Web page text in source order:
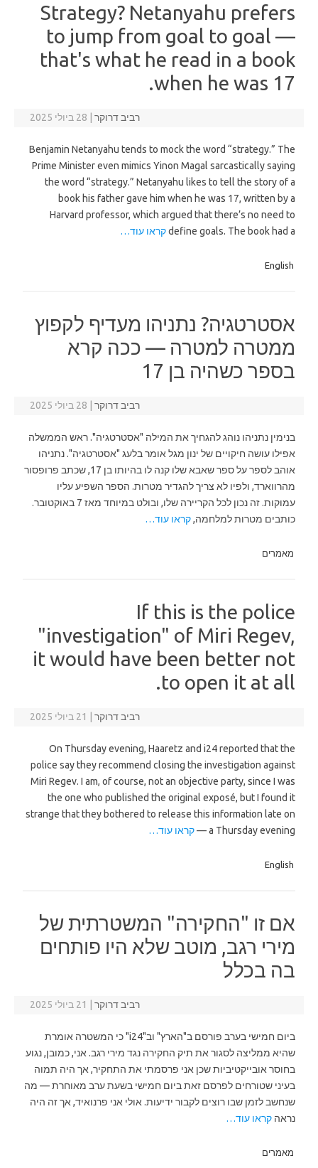
Strategy? Netanyahu prefers
to jump from goal to goal —
that's what he read in a book
when he was 17.
רביב דרוקר 28 ביולי 2025
Benjamin Netanyahu tends to mock the word “strategy.” The
Prime Minister even mimics Yinon Magal sarcastically saying
the word “strategy.” Netanyahu likes to tell the story of a
book his father gave him when he was 17, written by a
Harvard professor, which argued that there’s no need to
define goals. The book had aקראו עוד…
English
אסטרטגיה? נתניהו מעדיף לקפוץ
ממטרה למטרה — ככה קרא
בספר כשהיה בן 17
רביב דרוקר 28 ביולי 2025
בנימין נתניהו נוהג להגחיך את המילה "אסטרטגיה". ראש הממשלה
אפילו עושה חיקויים של ינון מגל אומר בלעג "אסטרטגיה". נתניהו
אוהב לספר על ספר שאבא שלו קנה לו בהיותו בן 17, שכתב פרופסור
מהרווארד, ולפיו לא צריך להגדיר מטרות. הספר השפיע עליו
עמוקות. זה נכון לכל הקריירה שלו, ובולט במיוחד מאז 7 באוקטובר.
כותבים מטרות למלחמה,קראו עוד…
מאמרים
If this is the police
"investigation" of Miri Regev,
it would have been better not
to open it at all.
רביב דרוקר 21 ביולי 2025
On Thursday evening, Haaretz and i24 reported that the
police say they recommend closing the investigation against
Miri Regev. I am, of course, not an objective party, since I was
the one who published the original exposé, but I found it
strange that they bothered to release this information late on
a Thursday evening —
קראו עוד…
English
אם זו "החקירה" המשטרתית של
מירי רגב, מוטב שלא היו פותחים
בה בכלל
רביב דרוקר 21 ביולי 2025
ביום חמישי בערב פורסם ב"הארץ" וב"i24" כי המשטרה אומרת
שהיא ממליצה לסגור את תיק החקירה נגד מירי רגב. אני, כמובן, נגוע
בחוסר אובייקטיביות שכן אני פרסמתי את התחקיר, אך היה תמוה
בעיני שטורחים לפרסם זאת ביום חמישי בשעת ערב מאוחרת — מה
שנחשב לזמן שבו רוצים לקבור ידיעות. אולי אני פרנואיד, אך זה היה
נראה קראו עוד…
מאמרים